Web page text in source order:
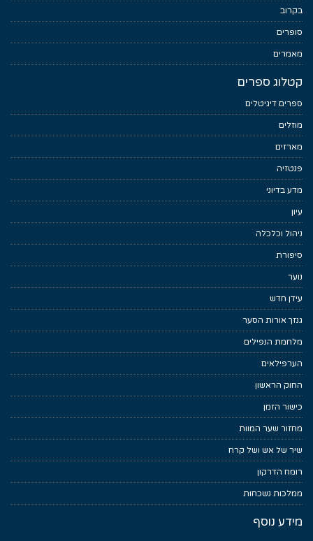
בקרוב
סופרים
מאמרים
קטלוג ספרים
ספרים דיגיטלים
מוזלים
מארזים
פנטזיה
מדע בדיוני
עיון
ניהול וכלכלה
סיפורת
נוער
עידן חדש
גנזך אורות הסער
מלחמת הנפילים
הערפילאים
החוק הראשון
כישור הזמן
מחזור שער המוות
שיר של אש ושל קרח
רומח הדרקון
ממלכות נשכחות
מידע נוסף